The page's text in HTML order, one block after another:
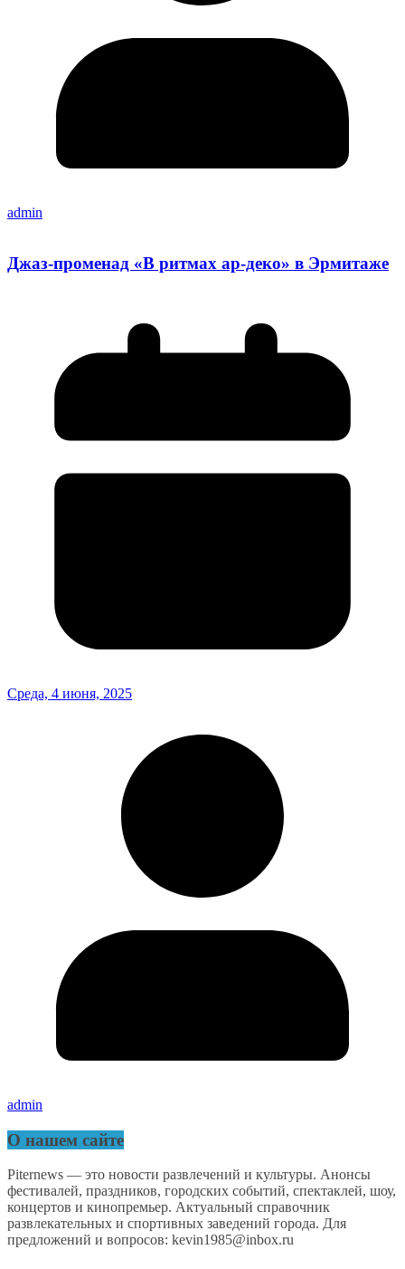
admin
Джаз-променад «В ритмах ар-деко» в Эрмитаже
Среда, 4 июня, 2025
admin
О нашем сайте
Piternews — это новости развлечений и культуры. Анонсы
фестивалей, праздников, городских событий, спектаклей, шоу,
концертов и кинопремьер. Актуальный справочник
развлекательных и спортивных заведений города. Для
предложений и вопросов: kevin1985@inbox.ru